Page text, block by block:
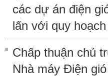
các dự án điện
lấn với quy
Chấp thuận chủ
Nhà máy Điện